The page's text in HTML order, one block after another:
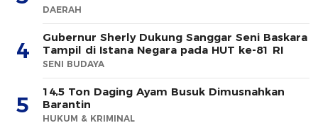
DAERAH
4
Gubernur Sherly Dukung Sanggar Seni Baskara
Tampil di Istana Negara pada HUT ke-81 RI
SENI BUDAYA
5
14,5 Ton Daging Ayam Busuk Dimusnahkan
Barantin
HUKUM & KRIMINAL